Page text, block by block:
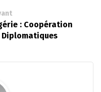
: Coopération